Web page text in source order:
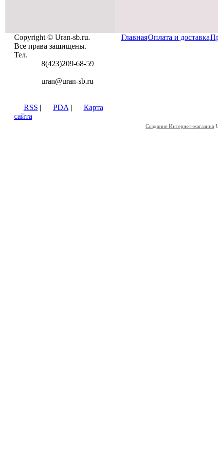
Copyright © Uran-sb.ru.
Все права защищены.
Тел.
8(423)209-68-59
uran@uran-sb.ru
RSS | PDA |
Карта
сайта
ГлавнаяОплата и доставка
Создание Интернет-магазина